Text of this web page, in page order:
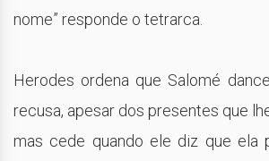
nome” responde o tetrarca.
Herodes ordena que Salomé
recusa, apesar dos presentes que
mas cede quando ele diz que ela